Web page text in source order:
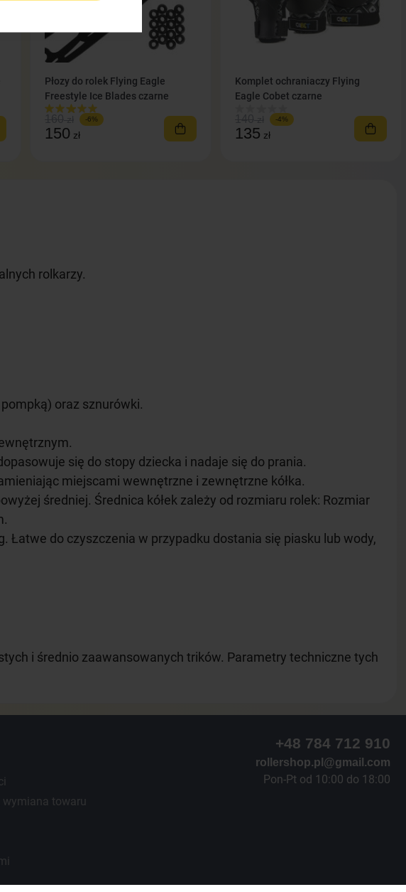
Płozy do rolek Flying Eagle
Freestyle Ice Blades czarne
-6%
150 zł
Komplet ochraniaczy Flying
Eagle Cobet czarne
-4%
135 zł
rolkarzy.
oraz sznurówki.
się do stopy dziecka i nadaje się do prania.
miejscami wewnętrzne i zewnętrzne kółka.
średniej. Średnica kółek zależy od rozmiaru rolek: Rozmiar
Łatwe do czyszczenia w przypadku dostania się piasku lub wody,
i średnio zaawansowanych trików. Parametry techniczne tych
wymiana towaru
+48 784 712 910
rollershop.pl@gmail.com
Pon-Pt od 10:00 do 18:00